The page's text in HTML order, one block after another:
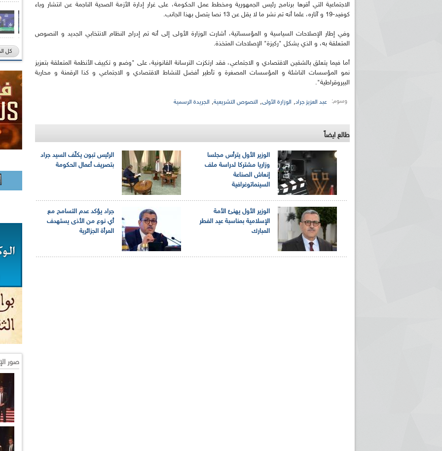
الاجتماعية التي أقرها برنامج رئيس الجمهورية ومخطط عمل الحكومة، على غرار إدارة الأزمة الصحية الناجمة عن انتشار وباء
كوفيد-19 و آثاره، علما أنه تم نشر ما لا يقل عن 13 نصا يتصل بهذا الجانب.
وفي إطار الإصلاحات السياسية و المؤسساتية، أشارت الوزارة الأولى إلى أنه تم إدراج النظام الانتخابي الجديد و النصوص
المتعلقة به، و الذي يشكل "ركيزة" الإصلاحات المتخذة.
أما فيما يتعلق بالشقين الاقتصادي و الاجتماعي، فقد ارتكزت الترسانة القانونية، على "وضع و تكييف الأنظمة المتعلقة بتعزيز
نمو المؤسسات الناشئة و المؤسسات المصغرة و تأطير أفضل للنشاط الاقتصادي و الاجتماعي و كذا الرقمنة و محاربة
البيروقراطية".
وسوم: عبد العزيز جراد, الوزارة الأولى, النصوص التشريعية, الجريدة الرسمية
طالع ايضاً
الرئيس تبون يكلّف السيد جراد
بتصريف أعمال الحكومة
الوزير الأول يترأس مجلسا
وزاريا مشتركا لدراسة ملف
إنعاش الصناعة
السينماتوغرافية
جراد يؤكد عدم التسامح مع
أي نوع من الأذى يستهدف
المرأة الجزائرية
الوزير الأول يهنئ الأمة
الإسلامية بمناسبة عيد الفطر
المبارك
كل
صور